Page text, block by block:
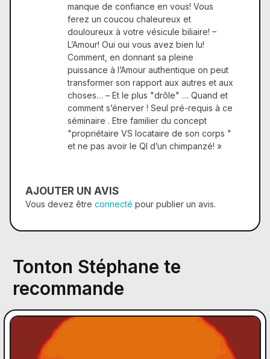
manque de confiance en vous! Vous
ferez un coucou chaleureux et
douloureux à votre vésicule biliaire! –
L’Amour! Oui oui vous avez bien lu!
Comment, en donnant sa pleine
puissance à l’Amour authentique on peut
transformer son rapport aux autres et aux
choses… – Et le plus "drôle" … Quand et
comment s’énerver ! Seul pré-requis à ce
séminaire . Etre familier du concept
"propriétaire VS locataire de son corps "
et ne pas avoir le QI d’un chimpanzé! »
AJOUTER UN AVIS
Vous devez être connecté pour publier un avis.
Tonton Stéphane te
recommande